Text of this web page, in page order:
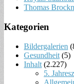
Thomas
Kategorien
Bildergalerien
Gesundheit (5)
Inhalt (2.227)
5.